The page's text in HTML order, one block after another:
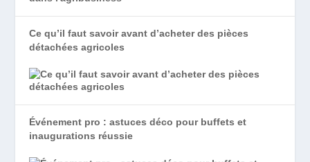
Ce qu’il faut savoir avant d’acheter des pièces
détachées agricoles
Événement pro : astuces déco pour buffets et
inaugurations réussie